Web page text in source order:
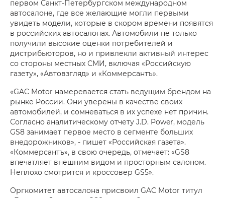
первом Санкт-Петербургском международном
автосалоне, где все желающие могли первыми
увидеть модели, которые в скором времени появятся
в российских автосалонах. Автомобили не только
получили высокие оценки потребителей и
дистрибьюторов, но и привлекли активный интерес
со стороны местных СМИ, включая «Российскую
газету», «Автовзгляд» и «Коммерсантъ».
«GAC Motor намеревается стать ведущим брендом на
рынке России. Они уверены в качестве своих
автомобилей, и сомневаться в их успехе нет причин.
Согласно аналитическому отчету J.D. Power, модель
GS8 занимает первое место в сегменте больших
внедорожников», - пишет «Российская газета».
«Коммерсантъ», в свою очередь, отмечает: «GS8
впечатляет внешним видом и просторным салоном.
Неплохо смотрится и кроссовер GS5».
Оргкомитет автосалона присвоил GAC Motor титул